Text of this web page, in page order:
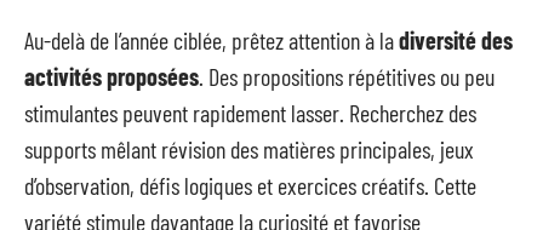
Au-delà de l’année ciblée, prêtez attention à ladiversité des
activités proposées. Des propositions répétitives ou peu
stimulantes peuvent rapidement lasser. Recherchez des
supports mêlant révision des matières principales, jeux
d’observation, défis logiques et exercices créatifs. Cette
variété stimule davantage la curiosité et favorise